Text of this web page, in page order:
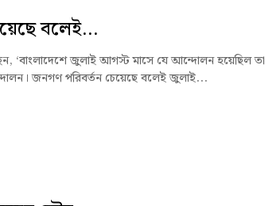
বলেই...
‘বাংলাদেশে জুলাই আগস্ট মাসে যে আন্দোলন হয়েছিল তা
জনগণ পরিবর্তন চেয়েছে বলেই জুলাই...